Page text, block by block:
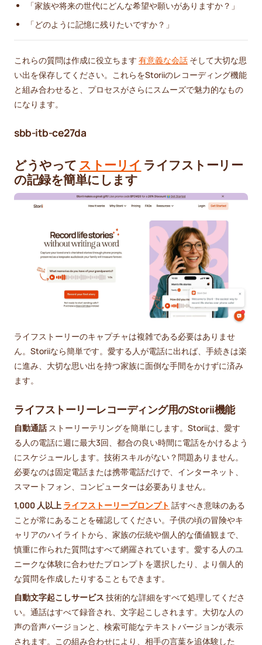
「家族や将来の世代にどんな希望や願いがありますか？」
「どのように記憶に残りたいですか？」
これらの質問は作成に役立ちます 有意義な会話 そして大切な思
い出を保存してください。これらをStoriiのレコーディング機能
と組み合わせると、プロセスがさらにスムーズで魅力的なもの
になります。
sbb-itb-ce27da
どうやって ストーリイ ライフストーリー
の記録を簡単にします
ライフストーリーのキャプチャは複雑である必要はありませ
ん。Storiiなら簡単です。愛する人が電話に出れば、手続きは楽
に進み、大切な思い出を持つ家族に面倒な手間をかけずに済み
ます。
ライフストーリーレコーディング用のStorii機能
自動通話ストーリーテリングを簡単にします。Storiiは、愛す
る人の電話に週に最大3回、都合の良い時間に電話をかけるよう
にスケジュールします。技術スキルがない？問題ありません。
必要なのは固定電話または携帯電話だけで、インターネット、
スマートフォン、コンピューターは必要ありません。
1,000 人以上 ライフストーリープロンプト 話すべき意味のある
ことが常にあることを確認してください。子供の頃の冒険やキ
ャリアのハイライトから、家族の伝統や個人的な価値観まで、
慎重に作られた質問はすべて網羅されています。愛する人のユ
ニークな体験に合わせたプロンプトを選択したり、より個人的
な質問を作成したりすることもできます。
自動文字起こしサービス 技術的な詳細をすべて処理してくださ
い。通話はすべて録音され、文字起こしされます。大切な人の
声の音声バージョンと、検索可能なテキストバージョンが表示
されます。この組み合わせにより、相手の言葉を追体験した